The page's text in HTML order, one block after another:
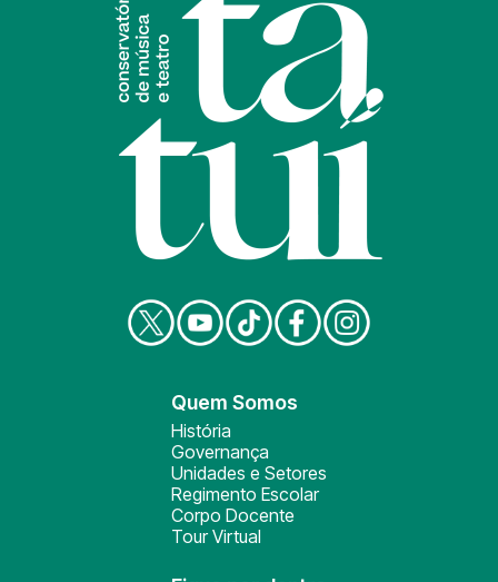
Quem Somos
História
Governança
Unidades e Setores
Regimento Escolar
Corpo Docente
Tour Virtual